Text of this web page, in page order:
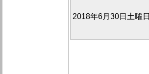
2018年6月30日土曜日